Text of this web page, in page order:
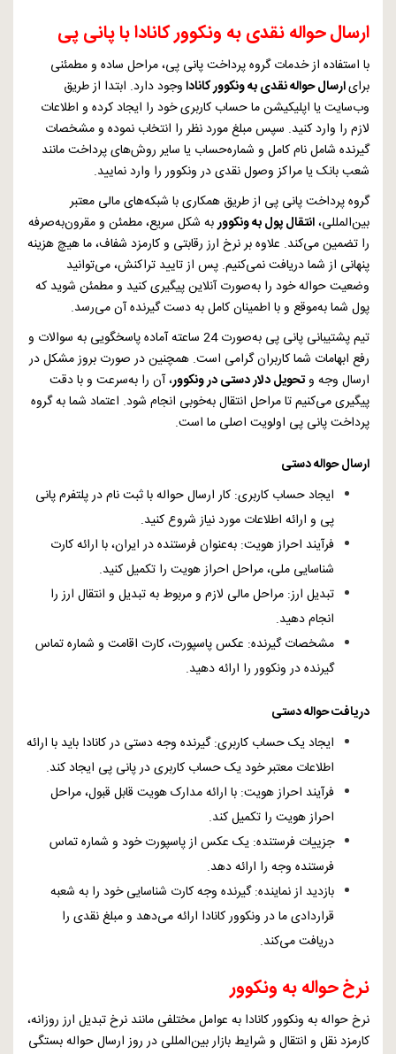
ارسال حواله نقدی به ونکوور کانادا با پانی پی
با استفاده از خدمات گروه پرداخت پانی پی، مراحل ساده و مطمئنی
برایارسال حواله نقدی به ونکوور کاناداوجود دارد. ابتدا از طریق
وب‌سایت یا اپلیکیشن ما حساب کاربری خود را ایجاد کرده و اطلاعات
لازم را وارد کنید. سپس مبلغ مورد نظر را انتخاب نموده و مشخصات
گیرنده شامل نام کامل و شماره‌حساب یا سایر روش‌های پرداخت مانند
شعب بانک یا مراکز وصول نقدی در ونکوور را وارد نمایید.
گروه پرداخت پانی پی از طریق همکاری با شبکه‌های مالی معتبر
بین‌المللی،انتقال پول به ونکووربه شکل سریع، مطمئن و مقرون‌به‌صرفه
را تضمین می‌کند. علاوه بر نرخ ارز رقابتی و کارمزد شفاف، ما هیچ هزینه
پنهانی از شما دریافت نمی‌کنیم. پس از تایید تراکنش، می‌توانید
وضعیت حواله خود را به‌صورت آنلاین پیگیری کنید و مطمئن شوید که
پول شما به‌موقع و با اطمینان کامل به دست گیرنده آن می‌رسد.
تیم پشتیبانی پانی پی به‌صورت 24 ساعته آماده پاسخگویی به سوالات و
رفع ابهامات شما کاربران گرامی است. همچنین در صورت بروز مشکل در
ارسال وجه و تحویل دلار دستی در ونکوور، آن را به‌سرعت و با دقت
پیگیری می‌کنیم تا مراحل انتقال به‌خوبی انجام شود. اعتماد شما به گروه
پرداخت پانی پی اولویت اصلی ما است.
ارسال حواله دستی
ایجاد حساب کاربری: کار ارسال حواله با ثبت نام در پلتفرم پانی
پی و ارائه اطلاعات مورد نیاز شروع کنید.
فرآیند احراز هویت: به‌عنوان فرستنده در ایران، با ارائه کارت
شناسایی ملی، مراحل احراز هویت را تکمیل کنید.
تبدیل ارز: مراحل مالی لازم و مربوط به تبدیل و انتقال ارز را
انجام دهید.
مشخصات گیرنده: عکس پاسپورت، کارت اقامت و شماره تماس
گیرنده در ونکوور را ارائه دهید.
دریافت حواله دستی
ایجاد یک حساب کاربری: گیرنده وجه دستی در کانادا باید با ارائه
اطلاعات معتبر خود یک حساب کاربری در پانی پی ایجاد کند.
فرآیند احراز هویت: با ارائه مدارک هویت قابل قبول، مراحل
احراز هویت را تکمیل کند.
جزییات فرستنده: یک عکس از پاسپورت خود و شماره تماس
فرستنده وجه را ارائه دهد.
بازدید از نماینده: گیرنده وجه کارت شناسایی خود را به شعبه
قراردادی ما در ونکوور کانادا ارائه می‌دهد و مبلغ نقدی را
دریافت می‌کند.
نرخ حواله به ونکوور
نرخ حواله به ونکوور کانادا به عوامل مختلفی مانند نرخ تبدیل ارز روزانه،
کارمزد نقل و انتقال و شرایط بازار بین‌المللی در روز ارسال حواله بستگی